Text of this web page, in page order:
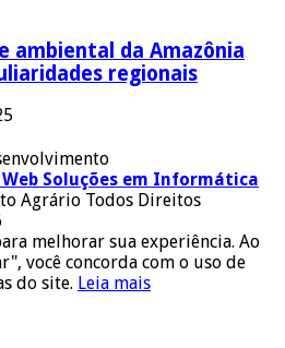
ambiental da Amazônia
regionais
Web Soluções em Informática
Agrário Todos Direitos
melhorar sua experiência. Ao
você concorda com o uso de
do site. Leia mais